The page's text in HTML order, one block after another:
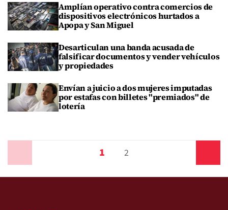
Amplían operativo contra comercios de
dispositivos electrónicos hurtados a
Apopa y San Miguel
Desarticulan una banda acusada de
falsificar documentos y vender vehículos
y propiedades
Envían a juicio a dos mujeres imputadas
por estafas con billetes "premiados" de
lotería
1 2